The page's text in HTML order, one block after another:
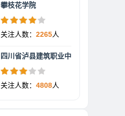
攀枝花学院
关注人数： 2265人
四川省泸县建筑职业中
关注人数： 4808人